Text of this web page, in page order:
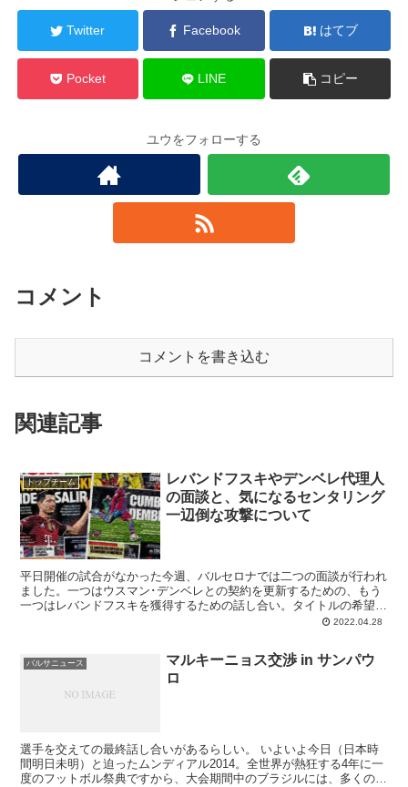
Twitter Facebook はてブ
Pocket LINE コピー
ユウをフォローする
コメント
コメントを書き込む
関連記事
トップチーム
レバンドフスキやデンベレ代理人
の面談と、気になるセンタリング
一辺倒な攻撃について
平日開催の試合がなかった今週、バルセロナでは二つの面談が行われ
ました。一つはウスマン･デンベレとの契約を更新するための、もう
一つはレバンドフスキを獲得するための話し合い。タイトルの希望が
儚く散ったバルサですので、当面はこの二つの話題が紙面...2022.04.28
バルサニュース
マルキーニョス交渉 in サンパウ
ロ
選手を交えての最終話し合いがあるらしい。 いよいよ今日（日本時
間明日未明）と迫ったムンディアル2014。全世界が熱狂する4年に一
度のフットボル祭典ですから、大会期間中のブラジルには、多くの関